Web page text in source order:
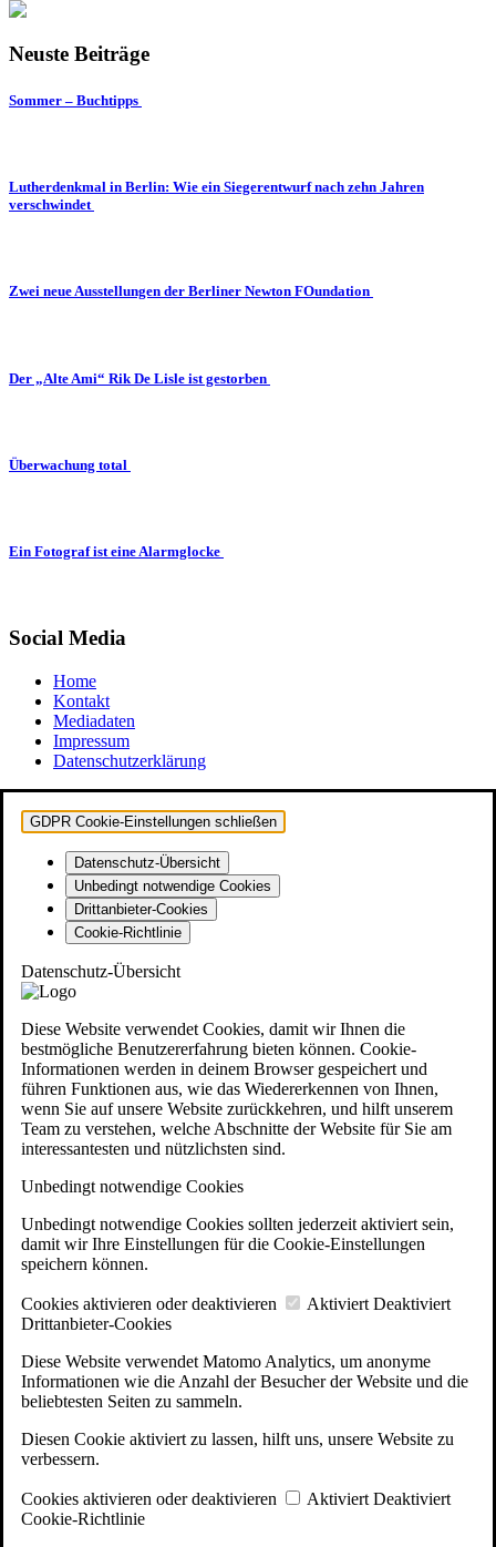
Neuste Beiträge
Sommer – Buchtipps
Lutherdenkmal in Berlin: Wie ein Siegerentwurf nach zehn Jahren
verschwindet
Zwei neue Ausstellungen der Berliner Newton FOundation
Der „Alte Ami“ Rik De Lisle ist gestorben
Überwachung total
Ein Fotograf ist eine Alarmglocke
Social Media
Home
Kontakt
Mediadaten
Impressum
Datenschutzerklärung
GDPR Cookie-Einstellungen schließen
Datenschutz-Übersicht
Unbedingt notwendige Cookies
Drittanbieter-Cookies
Cookie-Richtlinie
Datenschutz-Übersicht
Diese Website verwendet Cookies, damit wir Ihnen die
bestmögliche Benutzererfahrung bieten können. Cookie-
Informationen werden in deinem Browser gespeichert und
führen Funktionen aus, wie das Wiedererkennen von Ihnen,
wenn Sie auf unsere Website zurückkehren, und hilft unserem
Team zu verstehen, welche Abschnitte der Website für Sie am
interessantesten und nützlichsten sind.
Unbedingt notwendige Cookies
Unbedingt notwendige Cookies sollten jederzeit aktiviert sein,
damit wir Ihre Einstellungen für die Cookie-Einstellungen
speichern können.
Cookies aktivieren oder deaktivieren Aktiviert Deaktiviert
Drittanbieter-Cookies
Diese Website verwendet Matomo Analytics, um anonyme
Informationen wie die Anzahl der Besucher der Website und die
beliebtesten Seiten zu sammeln.
Diesen Cookie aktiviert zu lassen, hilft uns, unsere Website zu
verbessern.
Cookies aktivieren oder deaktivieren Aktiviert Deaktiviert
Cookie-Richtlinie